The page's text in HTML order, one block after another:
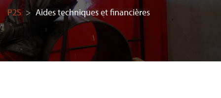
P2S > Aides techniques et financières